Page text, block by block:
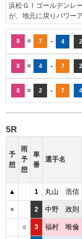
浜松ＧⅠゴールデンレ
が、地元に戻りパワー
8 = 7 - 4 2
8 = 4 - 7 2
8 = 2 - 7 4
5R
予
想
雨
予
想
車
番
選手名
▲ 1 丸山 浩信
× 2 中野 政則
○ 3 福村 唯倫